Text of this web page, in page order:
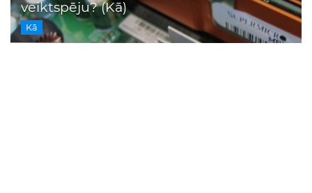
veiktspēju? (Kā)
Kā